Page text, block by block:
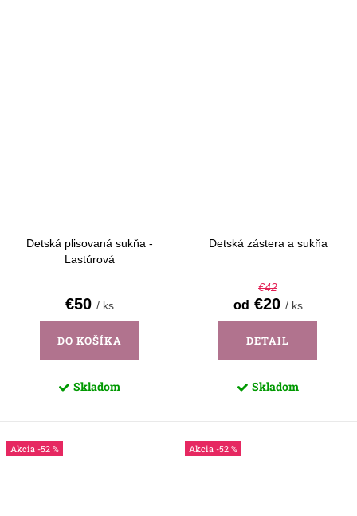
Detská plisovaná sukňa -
Lastúrová
€50 / ks
DO KOŠÍKA
Skladom
Detská zástera a sukňa
€42
od €20 / ks
DETAIL
Skladom
-52 % -52 %